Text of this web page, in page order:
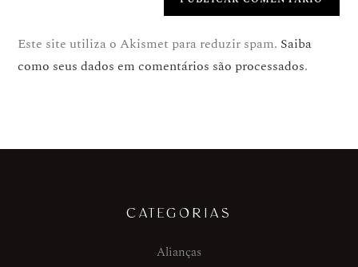
Este site utiliza o Akismet para reduzir spam. Saiba
como seus dados em comentários são processados.
CATEGORIAS
Alianças